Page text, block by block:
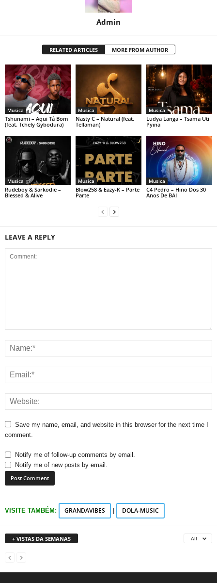
Admin
RELATED ARTICLES MORE FROM AUTHOR
Musica
Tshunami – Aqui Tá Bom
(feat. Tchely Gybodura)
Musica
Nasty C – Natural (feat.
Tellaman)
Musica
Ludya Langa – Tsama Uti
Pyina
Musica
Rudeboy & Sarkodie –
Blessed & Alive
Musica
Blow258 & Eazy-K – Parte
Parte
Musica
C4 Pedro – Hino Dos 30
Anos De BAI
LEAVE A REPLY
Save my name, email, and website in this browser for the next time I
comment.
Notify me of follow-up comments by email.
Notify me of new posts by email.
VISITE TAMBÉM: GRANDAVIBES DOLA-MUSIC
+ VISTAS DA SEMANAS All